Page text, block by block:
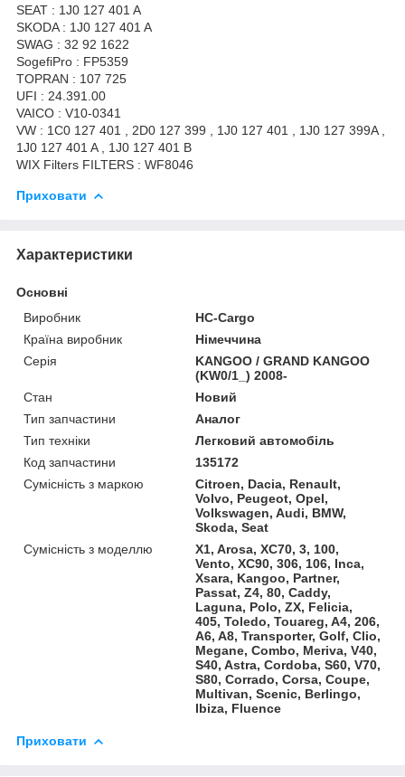
SEAT : 1J0 127 401 A
SKODA : 1J0 127 401 A
SWAG : 32 92 1622
SogefiPro : FP5359
TOPRAN : 107 725
UFI : 24.391.00
VAICO : V10-0341
VW : 1C0 127 401 , 2D0 127 399 , 1J0 127 401 , 1J0 127 399A ,
1J0 127 401 A , 1J0 127 401 B
WIX Filters FILTERS : WF8046
Приховати
Характеристики
Основні
Виробник
HC-Cargo
Країна виробник
Німеччина
Серія
KANGOO / GRAND KANGOO
(KW0/1_) 2008-
Стан
Новий
Тип запчастини
Аналог
Тип техніки
Легковий автомобіль
Код запчастини
135172
Сумісність з маркою
Citroen, Dacia, Renault,
Volvo, Peugeot, Opel,
Volkswagen, Audi, BMW,
Skoda, Seat
Сумісність з моделлю
X1, Arosa, XC70, 3, 100,
Vento, XC90, 306, 106, Inca,
Xsara, Kangoo, Partner,
Passat, Z4, 80, Caddy,
Laguna, Polo, ZX, Felicia,
405, Toledo, Touareg, A4, 206,
A6, A8, Transporter, Golf, Clio,
Megane, Combo, Meriva, V40,
S40, Astra, Cordoba, S60, V70,
S80, Corrado, Corsa, Coupe,
Multivan, Scenic, Berlingo,
Ibiza, Fluence
Приховати